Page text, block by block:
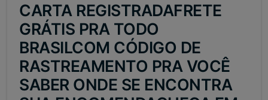
CARTA REGISTRADAFRETE
GRÁTIS PRA TODO
BRASILCOM CÓDIGO DE
RASTREAMENTO PRA VOCÊ
SABER ONDE SE ENCONTRA